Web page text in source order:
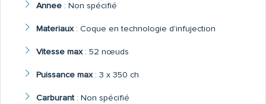
Annee: Non spécifié
Materiaux: Coque en technologie d'infujection
Vitesse max: 52 nœuds
Puissance max: 3 x 350 ch
Carburant: Non spécifié